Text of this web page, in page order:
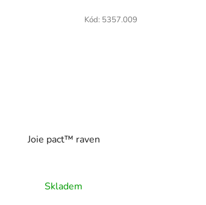
Joie pact™ raven
Skladem
Kód: 5357.009